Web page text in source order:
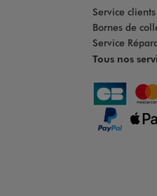
Service
Bornes de
Service
Tous nos